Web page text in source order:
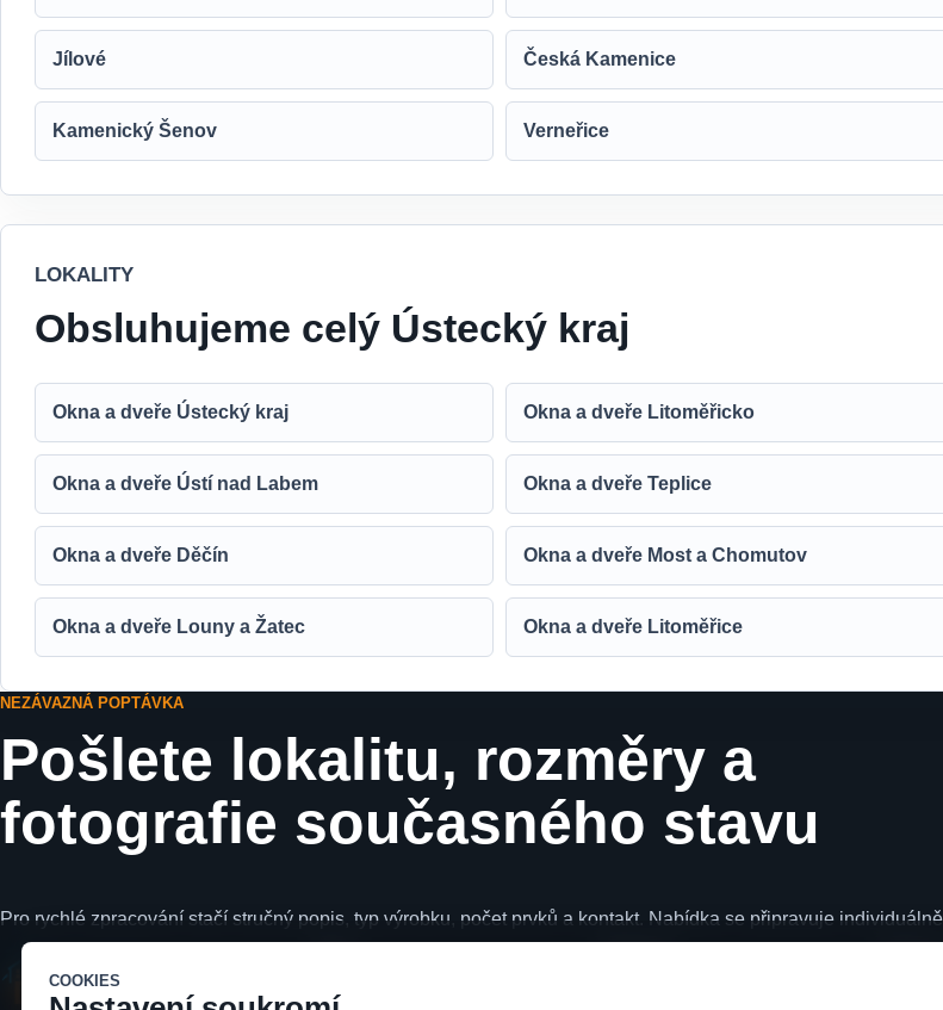
Jílové Česká Kamenice
Kamenický Šenov Verneřice
LOKALITY
Obsluhujeme celý Ústecký kraj
Okna a dveře Ústecký kraj Okna a dveře Litoměřicko
Okna a dveře Ústí nad Labem Okna a dveře Teplice
Okna a dveře Děčín Okna a dveře Most a Chomutov
Okna a dveře Louny a Žatec Okna a dveře Litoměřice
NEZÁVAZNÁ POPTÁVKA
Pošlete lokalitu, rozměry a
fotografie současného stavu
Pro rychlé zpracování stačí stručný popis, typ výrobku, počet prvků a kontakt. Nabídka se připravuje
Služby
COOKIES